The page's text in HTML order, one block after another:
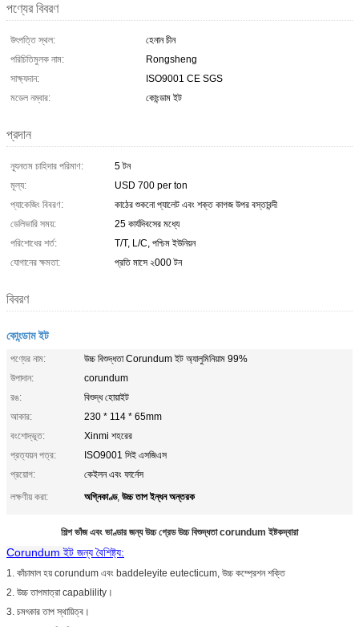
পণ্যের বিবরণ
উৎপত্তি স্থল:
হেনান চীন
পরিচিতিমুলক নাম:
Rongsheng
সাক্ষ্যদান:
ISO9001 CE SGS
মডেল নম্বার:
কোংন্ডাম ইট
প্রদান
ন্যূনতম চাহিদার পরিমাণ:
5 টন
মূল্য:
USD 700 per ton
প্যাকেজিং বিবরণ:
কাঠের শুকনো প্যালেট এবং শক্ত কাগজ উপর বস্তাবন্দী
ডেলিভারি সময়:
25 কার্যদিবসের মধ্যে
পরিশোধের শর্ত:
T/T, L/C, পশ্চিম ইউনিয়ন
যোগানের ক্ষমতা:
প্রতি মাসে ২000 টন
বিবরণ
কোংন্ডাম ইট
পণ্যের নাম:
উচ্চ বিশুদ্ধতা Corundum ইট অ্যালুমিনিয়াম 99%
উপাদান:
corundum
রঙ:
বিশুদ্ধ হোয়াইট
আকার:
230 * 114 * 65mm
বংশোদ্ভূত:
Xinmi শহরের
প্রত্যয়ন পত্র:
ISO9001 সিই এসজিএস
প্রয়োগ:
কেইলন এবং ফার্নেস
লক্ষণীয় করা:
অগ্নিকাণ্ড, উচ্চ তাপ ইন্ধন অন্তরক
শিল্প ভাঁজ এবং ভাণ্ডার জন্য উচ্চ গ্রেড উচ্চ বিশুদ্ধতা corundum ইষ্টকদ্বারা
Corundum ইট জন্য বৈশিষ্ট্য:
1. কাঁচামাল হয় corundum এবং baddeleyite eutecticum, উচ্চ কম্প্রেশন শক্তি
2. উচ্চ তাপমাত্রা capablility।
3. চমৎকার তাপ স্থায়িত্ব।